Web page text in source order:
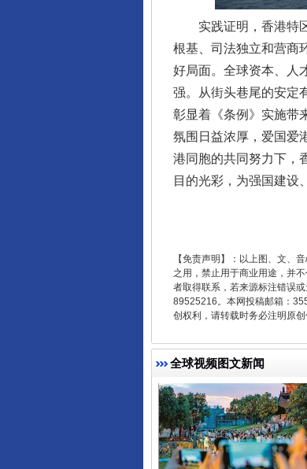
实践证明，香港特区
根基、司法独立和营商
好局面。全球资本、人
强。从街头巷尾的安定
彰显着《条例》实施带
氛围日益浓厚，爱国爱
港同胞的共同努力下，
目的光彩，为强国建设
【免责声明】：以上图、文、
之用，禁止用于商业用途，并
者取得联系，若来源标注错误
89525216。本网投稿邮箱：
创权利，请转载时务必注明原创
全球视频图文新闻
东山县通报“牛蛙产品抗
千年窑火 生生